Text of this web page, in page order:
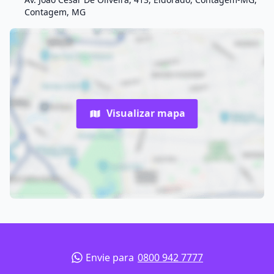
Contagem, MG
Visualizar mapa
Envie para 0800 942 7777